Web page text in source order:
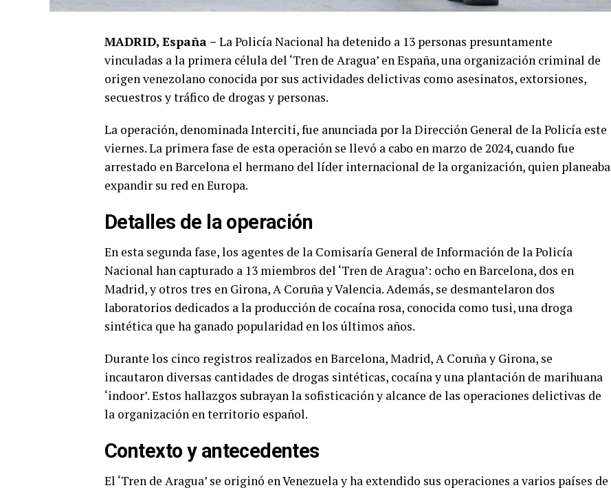
MADRID, España – La Policía Nacional ha detenido a 13 personas presuntamente
vinculadas a la primera célula del ‘Tren de Aragua’ en España, una organización criminal de
origen venezolano conocida por sus actividades delictivas como asesinatos, extorsiones,
secuestros y tráfico de drogas y personas.
La operación, denominada Interciti, fue anunciada por la Dirección General de la Policía este
viernes. La primera fase de esta operación se llevó a cabo en marzo de 2024, cuando fue
arrestado en Barcelona el hermano del líder internacional de la organización, quien planeaba
expandir su red en Europa.
Detalles de la operación
En esta segunda fase, los agentes de la Comisaría General de Información de la Policía
Nacional han capturado a 13 miembros del ‘Tren de Aragua’: ocho en Barcelona, dos en
Madrid, y otros tres en Girona, A Coruña y Valencia. Además, se desmantelaron dos
laboratorios dedicados a la producción de cocaína rosa, conocida como tusi, una droga
sintética que ha ganado popularidad en los últimos años.
Durante los cinco registros realizados en Barcelona, Madrid, A Coruña y Girona, se
incautaron diversas cantidades de drogas sintéticas, cocaína y una plantación de marihuana
‘indoor’. Estos hallazgos subrayan la sofisticación y alcance de las operaciones delictivas de
la organización en territorio español.
Contexto y antecedentes
El ‘Tren de Aragua’ se originó en Venezuela y ha extendido sus operaciones a varios países de